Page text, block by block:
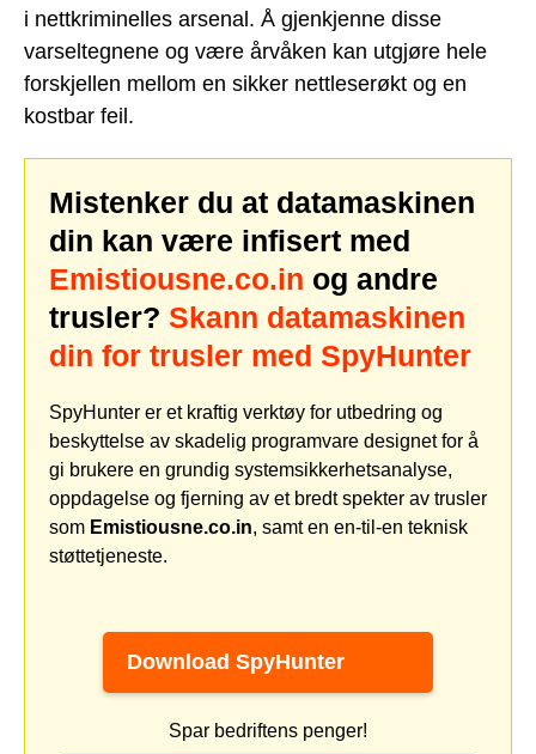
i nettkriminelles arsenal. Å gjenkjenne disse
varseltegnene og være årvåken kan utgjøre hele
forskjellen mellom en sikker nettleserøkt og en
kostbar feil.
Mistenker du at datamaskinen
din kan være infisert med
Emistiousne.co.in og andre
trusler? Skann datamaskinen
din for trusler med SpyHunter
SpyHunter er et kraftig verktøy for utbedring og
beskyttelse av skadelig programvare designet for å
gi brukere en grundig systemsikkerhetsanalyse,
oppdagelse og fjerning av et bredt spekter av trusler
som Emistiousne.co.in, samt en en-til-en teknisk
støttetjeneste.
Download SpyHunter
Spar bedriftens penger!